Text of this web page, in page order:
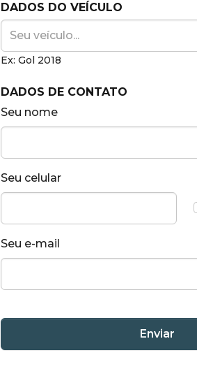
DADOS DO VEÍCULO
Ex: Gol 2018
DADOS DE CONTATO
Seu nome
Seu celular
Seu e-mail
Enviar